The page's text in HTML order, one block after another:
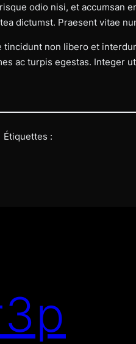
odio nisi, et accumsan
dictumst. Praesent vitae
non libero et
ac turpis egestas. Integer
Étiquettes :